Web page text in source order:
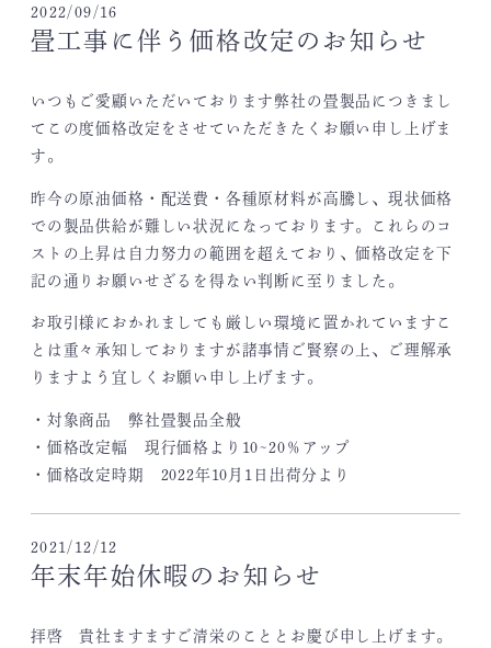
2022/09/16
畳工事に伴う価格改定のお知らせ
いつもご愛顧いただいております弊社の畳製品につきまし
てこの度価格改定をさせていただきたくお願い申し上げま
す。
昨今の原油価格・配送費・各種原材料が高騰し、現状価格
での製品供給が難しい状況になっております。これらのコ
ストの上昇は自力努力の範囲を超えており、価格改定を下
記の通りお願いせざるを得ない判断に至りました。
お取引様におかれましても厳しい環境に置かれていますこ
とは重々承知しておりますが諸事情ご賢察の上、ご理解承
りますよう宜しくお願い申し上げます。
・対象商品 弊社畳製品全般
・価格改定幅 現行価格より10~20％アップ
・価格改定時期 2022年10月1日出荷分より
2021/12/12
年末年始休暇のお知らせ
拝啓 貴社ますますご清栄のこととお慶び申し上げます。